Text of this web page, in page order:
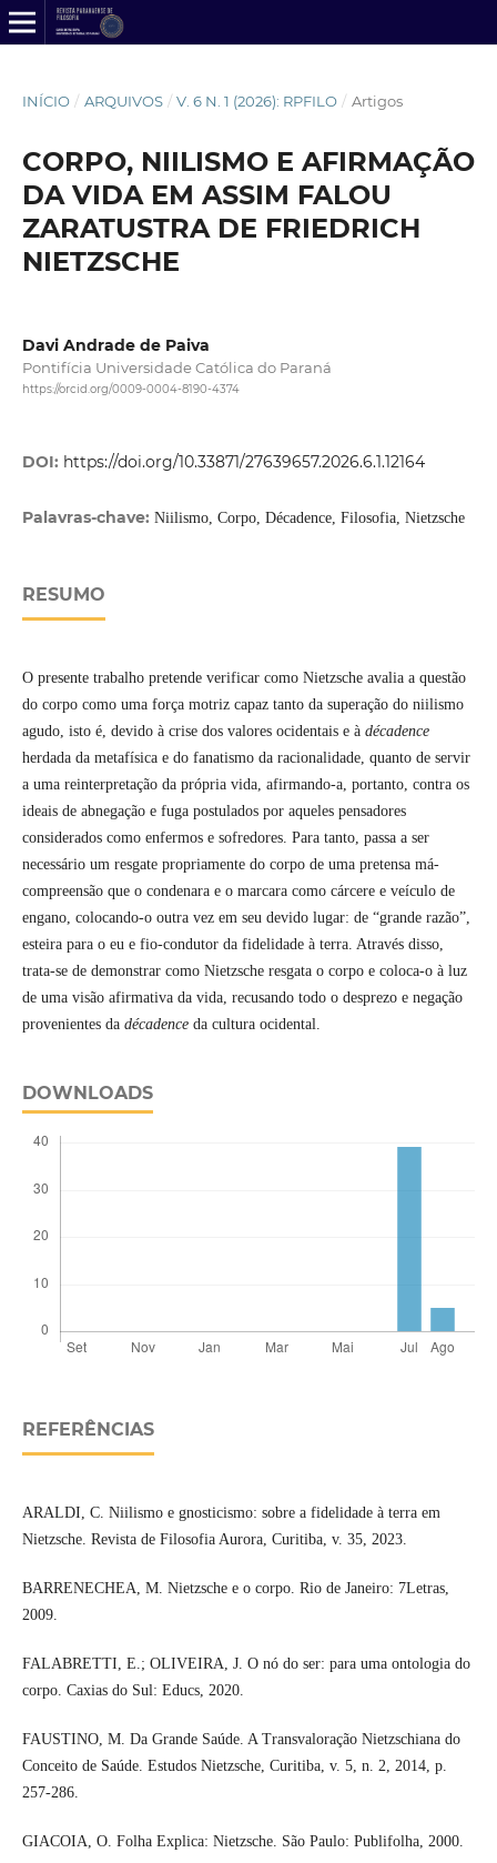
INÍCIO / ARQUIVOS / V. 6 N. 1 (2026): RPFILO / Artigos
CORPO, NIILISMO E AFIRMAÇÃO
DA VIDA EM ASSIM FALOU
ZARATUSTRA DE FRIEDRICH
NIETZSCHE
Davi Andrade de Paiva
Pontifícia Universidade Católica do Paraná
https://orcid.org/0009-0004-8190-4374
DOI: https://doi.org/10.33871/27639657.2026.6.1.12164
Palavras-chave: Niilismo, Corpo, Décadence, Filosofia, Nietzsche
RESUMO
O presente trabalho pretende verificar como Nietzsche avalia a questão
do corpo como uma força motriz capaz tanto da superação do niilismo
agudo, isto é, devido à crise dos valores ocidentais e à décadence
herdada da metafísica e do fanatismo da racionalidade, quanto de servir
a uma reinterpretação da própria vida, afirmando-a, portanto, contra os
ideais de abnegação e fuga postulados por aqueles pensadores
considerados como enfermos e sofredores. Para tanto, passa a ser
necessário um resgate propriamente do corpo de uma pretensa má-
compreensão que o condenara e o marcara como cárcere e veículo de
engano, colocando-o outra vez em seu devido lugar: de “grande razão”,
esteira para o eu e fio-condutor da fidelidade à terra. Através disso,
trata-se de demonstrar como Nietzsche resgata o corpo e coloca-o à luz
de uma visão afirmativa da vida, recusando todo o desprezo e negação
provenientes da décadenceda cultura ocidental.
DOWNLOADS
REFERÊNCIAS
ARALDI, C. Niilismo e gnosticismo: sobre a fidelidade à terra em
Nietzsche. Revista de Filosofia Aurora, Curitiba, v. 35, 2023.
BARRENECHEA, M. Nietzsche e o corpo. Rio de Janeiro: 7Letras,
2009.
FALABRETTI, E.; OLIVEIRA, J. O nó do ser: para uma ontologia do
corpo. Caxias do Sul: Educs, 2020.
FAUSTINO, M. Da Grande Saúde. A Transvaloração Nietzschiana do
Conceito de Saúde. Estudos Nietzsche, Curitiba, v. 5, n. 2, 2014, p.
257-286.
GIACOIA, O. Folha Explica: Nietzsche. São Paulo: Publifolha, 2000.